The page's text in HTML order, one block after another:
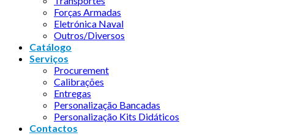
Forças Armadas
Eletrónica Naval
Outros/Diversos
Catálogo
Serviços
Procurement
Calibrações
Entregas
Personalização Bancadas
Personalização Kits Didáticos
Contactos